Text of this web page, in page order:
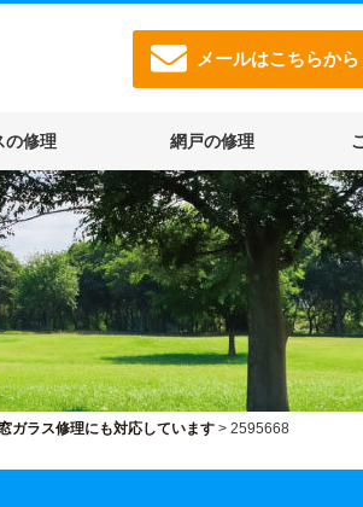
メールはこちらから
の修理 網戸の修理
ガラス修理にも対応しています> 2595668